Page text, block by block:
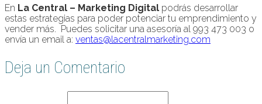
En La Central – Marketing Digital podrás desarrollar
estas estrategias para poder potenciar tu emprendimiento y
vender más. Puedes solicitar una asesoría al 993 473 003 o
envía un email a: ventas@lacentralmarketing.com
Deja un Comentario